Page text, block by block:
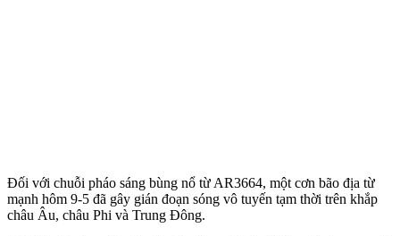
Đối với chuỗi pháo sáng bùng nổ từ AR3664, một cơn bão địa từ
mạnh hôm 9-5 đã gây gián đoạn sóng vô tuyến tạm thời trên khắp
châu Âu, châu Phi và Trung Đông.